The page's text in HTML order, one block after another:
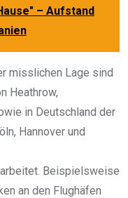
– Aufstand
misslichen Lage sind
Heathrow,
in Deutschland der
Hannover und
Beispielsweise
an den Flughäfen